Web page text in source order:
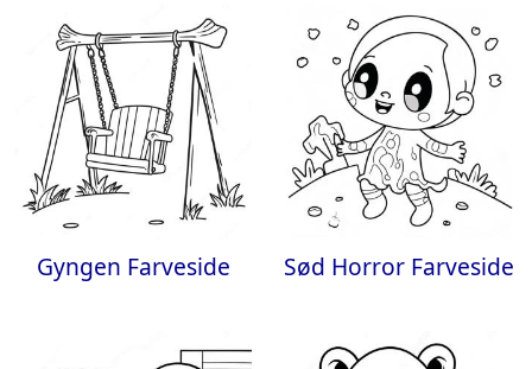
Gyngen Farveside Sød Horror Farveside